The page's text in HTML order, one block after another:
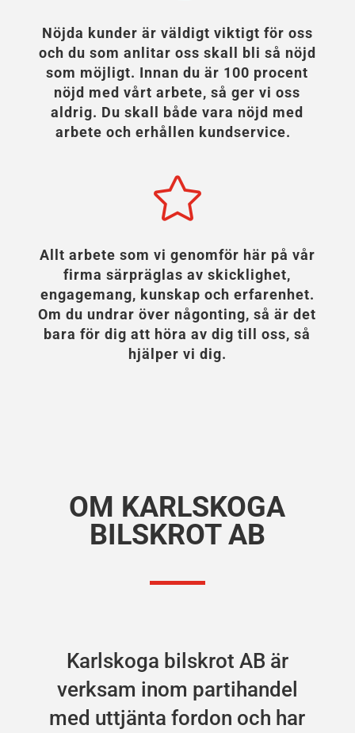
Nöjda kunder är väldigt viktigt för oss
och du som anlitar oss skall bli så nöjd
som möjligt. Innan du är 100 procent
nöjd med vårt arbete, så ger vi oss
aldrig. Du skall både vara nöjd med
arbete och erhållen kundservice.

Allt arbete som vi genomför här på vår
firma särpräglas av skicklighet,
engagemang, kunskap och erfarenhet.
Om du undrar över någonting, så är det
bara för dig att höra av dig till oss, så
hjälper vi dig.
OM KARLSKOGA
BILSKROT AB
Karlskoga bilskrot AB är
verksam inom partihandel
med uttjänta fordon och har